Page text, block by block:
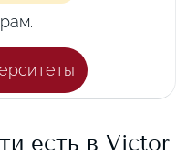
есть в Victor